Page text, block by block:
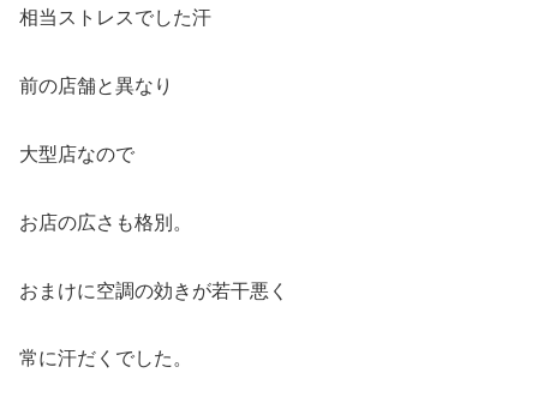
相当ストレスでした汗
前の店舗と異なり
大型店なので
お店の広さも格別。
おまけに空調の効きが若干悪く
常に汗だくでした。